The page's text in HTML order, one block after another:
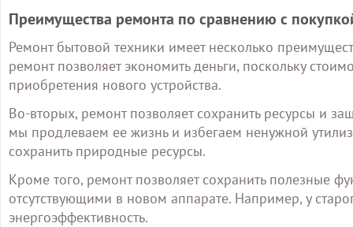
Преимущества ремонта по сравнению с
Ремонт бытовой техники имеет несколько
ремонт позволяет экономить деньги, поскольку
приобретения нового устройства.
Во-вторых, ремонт позволяет сохранить ресурсы и
мы продлеваем ее жизнь и избегаем ненужной
сохранить природные ресурсы.
Кроме того, ремонт позволяет сохранить полезные
отсутствующими в новом аппарате. Например, у
энергоэффективность.